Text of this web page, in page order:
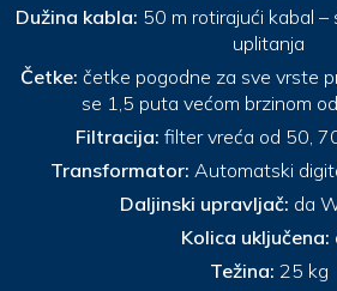
Dužina kabla: 50 m rotirajući kabal
uplitanja
Četke: četke pogodne za sve vrste
se 1,5 puta većom brzinom
Filtracija: filter vreća od 50,
Transformator: Automatski
Daljinski upravljač: da
Kolica uključena:
Težina: 25 kg